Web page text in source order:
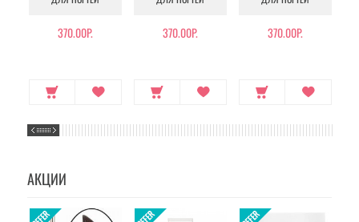
370.00Р. 370.00Р. 370.00Р.
АКЦИИ